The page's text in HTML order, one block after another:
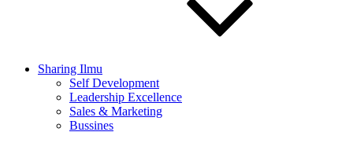
Sharing Ilmu
Self Development
Leadership Excellence
Sales & Marketing
Bussines